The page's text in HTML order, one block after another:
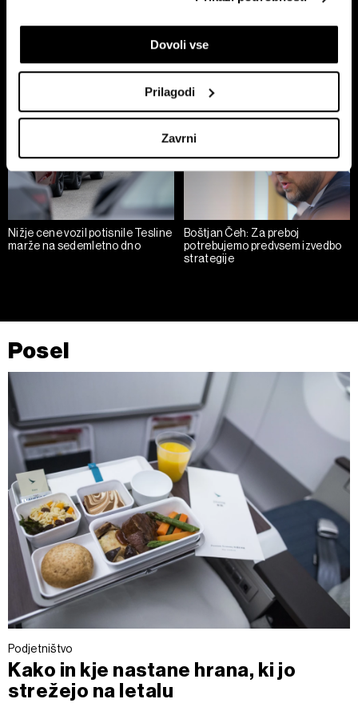
Identificirati napravo z aktivnim preverjanjem
lastnosti (odčitavanje prstnih odtisov)
Poglejte si še, kako se obdelujejo vaši osebni podatki in
nastavite svoje preference v
razdelku o podrobnostih
iz Izjave o piškotkih.
Skupni upravljavci obdelave so HD-WIN ARENA SPORT
d.o.o. inPartnerji. Več o podatkih, ki jih obdelujemo, in o
vaših pravicah glede teh podatkov najdete v našiPolitiki
zasebnosti, o piškotkih in drugih podobnih tehnologijah
pa vPolitiki piškotkov.
Piškotke lahko kadar koli ponovno prilagodite tako, da
Dovoli vse
Prilagodi
Zavrni
konkurence
je, ko poslujejo dobro"
Nižje cene vozil potisnile Tesline
marže na sedemletno dno
Boštjan Čeh: Za preboj
potrebujemo predvsem izvedbo
strategije
Posel
Podjetništvo
Kako in kje nastane hrana, ki jo
strežejo na letalu